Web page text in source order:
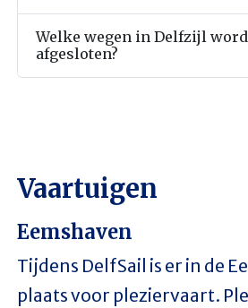
Welke wegen in Delfzijl
afgesloten?
Vaartuigen
Eemshaven
Tijdens DelfSail is er in de
plaats voor pleziervaart.